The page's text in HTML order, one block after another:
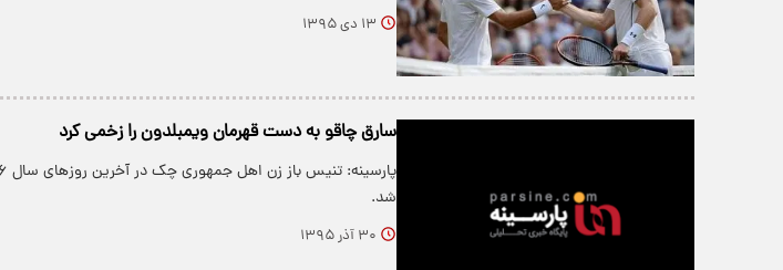
۱۳ دی ۱۳۹۵
سارق چاقو به دست قهرمان ویمبلدون را زخمی کرد
شد.
۳۰ آذر ۱۳۹۵